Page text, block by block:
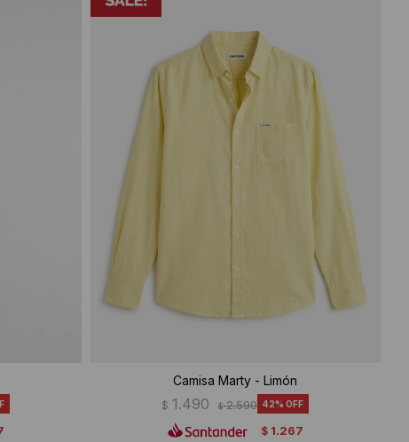
Camisa Marty - Limón
$ 1.490 $ 2.590 42
$ 1.267